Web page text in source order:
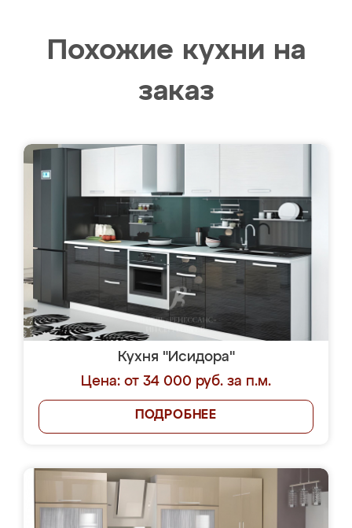
Похожие кухни на
заказ
Кухня "Исидора"
Цена: от 34 000 руб. за п.м.
ПОДРОБНЕЕ